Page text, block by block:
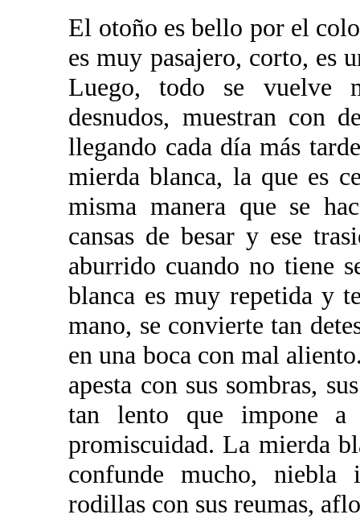
El otoño es bello por el
es muy pasajero, corto, es
Luego, todo se vuelve
desnudos, muestran con
llegando cada día más
mierda blanca, la que es
misma manera que se
cansas de besar y ese
aburrido cuando no tiene
blanca es muy repetida y
mano, se convierte tan
en una boca con mal
apesta con sus sombras,
tan lento que impone
promiscuidad. La mierda
confunde mucho, niebla
rodillas con sus reumas,